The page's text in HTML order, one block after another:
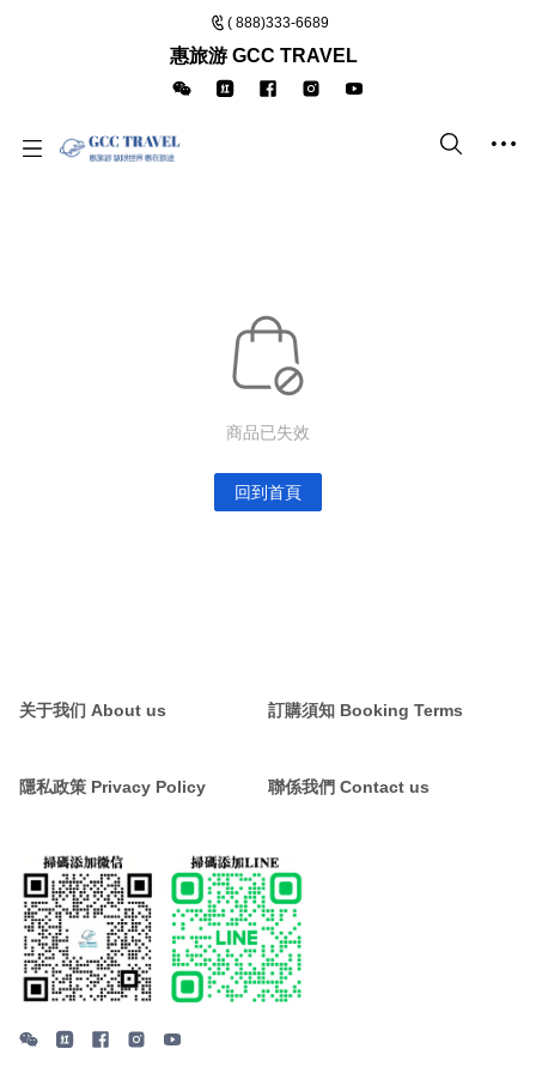
( 888)333-6689
惠旅游 GCC TRAVEL
商品已失效
回到首頁
关于我们 About us 訂購須知 Booking Terms
隱私政策 Privacy Policy 聯係我們 Contact us